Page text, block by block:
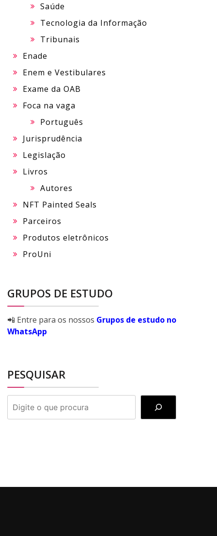
Saúde
Tecnologia da Informação
Tribunais
Enade
Enem e Vestibulares
Exame da OAB
Foca na vaga
Português
Jurisprudência
Legislação
Livros
Autores
NFT Painted Seals
Parceiros
Produtos eletrônicos
ProUni
GRUPOS DE ESTUDO
📲 Entre para os nossos Grupos de estudo no
WhatsApp
PESQUISAR
PESQUISAR